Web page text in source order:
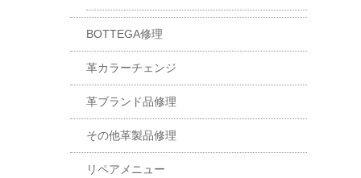
BOTTEGA修理
革カラーチェンジ
革ブランド品修理
その他革製品修理
リペアメニュー